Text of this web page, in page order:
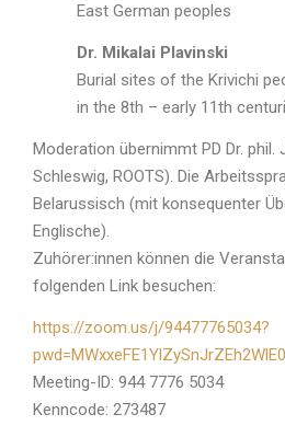
East German peoples
Dr. Mikalai Plavinski
Burial sites of the Krivichi
in the 8th – early 11th
Moderation übernimmt PD Dr.
Schleswig, ROOTS). Die
Belarussisch (mit konsequenter
Englische).
Zuhörer:innen können die
folgenden Link besuchen:
https://zoom.us/j/94477765034?
Meeting-ID: 944 7776 5034
Kenncode: 273487